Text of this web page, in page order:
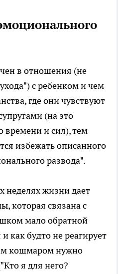
в отношения (не
с ребенком и чем
где они чувствуют
(на это
времени и сил), тем
избежать описанного
развода".
неделях жизни дает
которая связана с
мало обратной
как будто не реагирует
кошмаром нужно
я для него?